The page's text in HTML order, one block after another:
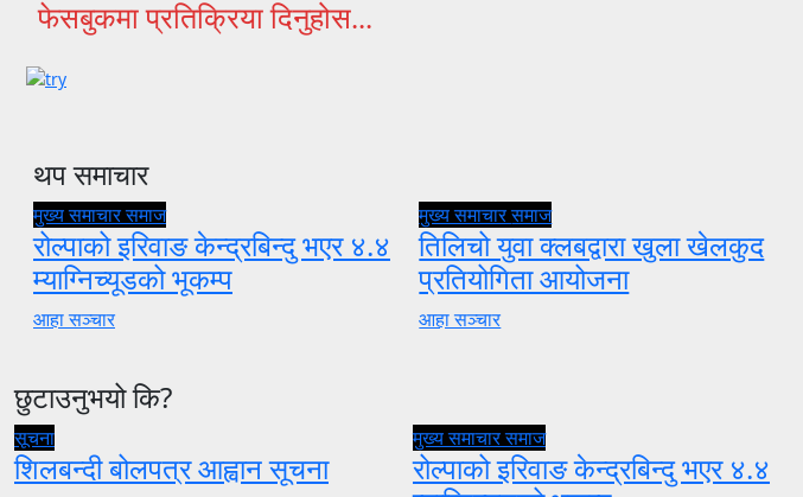
फेसबुकमा प्रतिक्रिया दिनुहोस...
थप समाचार
मुख्य समाचारसमाज
रोल्पाको इरिवाङ केन्द्रबिन्दु भएर ४.४
म्याग्निच्यूडको भूकम्प
आहा सञ्चार
मुख्य समाचारसमाज
तिलिचो युवा क्लबद्वारा खुला खेलकुद
प्रतियोगिता आयोजना
आहा सञ्चार
छुटाउनुभयो कि?
सूचना
शिलबन्दी बोलपत्र आह्वान सूचना
मुख्य समाचारसमाज
रोल्पाको इरिवाङ केन्द्रबिन्दु भएर ४.४